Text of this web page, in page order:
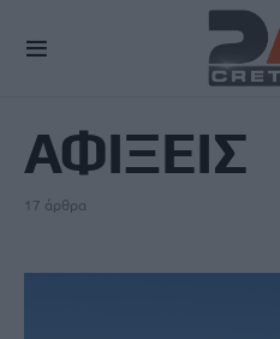
ΑΦΙΞΕΙΣ
17 άρθρα